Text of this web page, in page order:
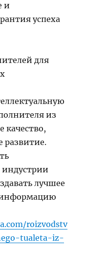
и
успеха
для
из
качество,
развитие.
лучшее
информацию
roizvodstv
tualeta-iz-